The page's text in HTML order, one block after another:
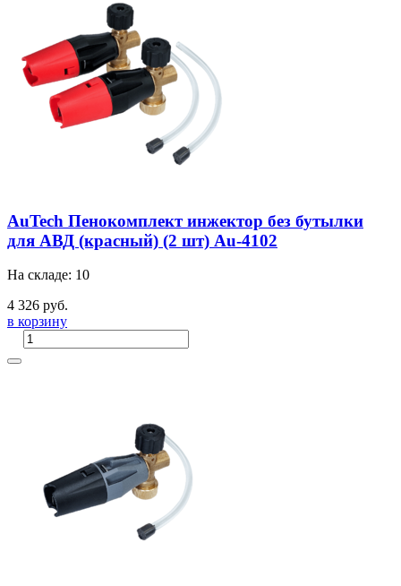
AuTech Пенокомплект инжектор без бутылки
для АВД (красный) (2 шт) Au-4102
На складе: 10
4 326 руб.
в корзину